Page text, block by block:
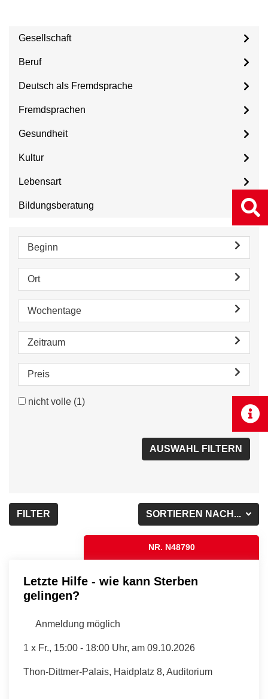
Gesellschaft
Beruf
Deutsch als Fremdsprache
Fremdsprachen
Gesundheit
Kultur
Lebensart
Bildungsberatung
Beginn
Ort
Wochentage
Zeitraum
Preis
nicht volle (1)
SORTIEREN NACH...
FILTER
NR. N48790
Letzte Hilfe - wie kann Sterben
gelingen?
Anmeldung möglich
1 x Fr., 15:00 - 18:00 Uhr, am 09.10.2026
Thon-Dittmer-Palais, Haidplatz 8, Auditorium